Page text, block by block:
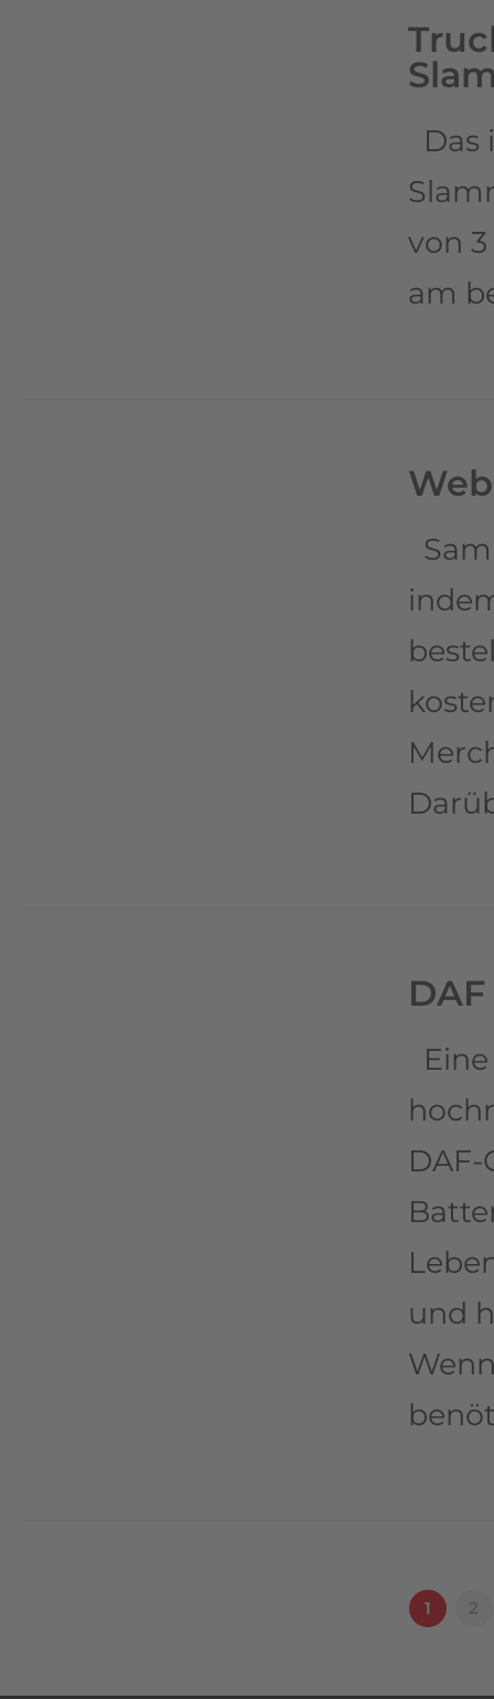
von
am
und
1 2